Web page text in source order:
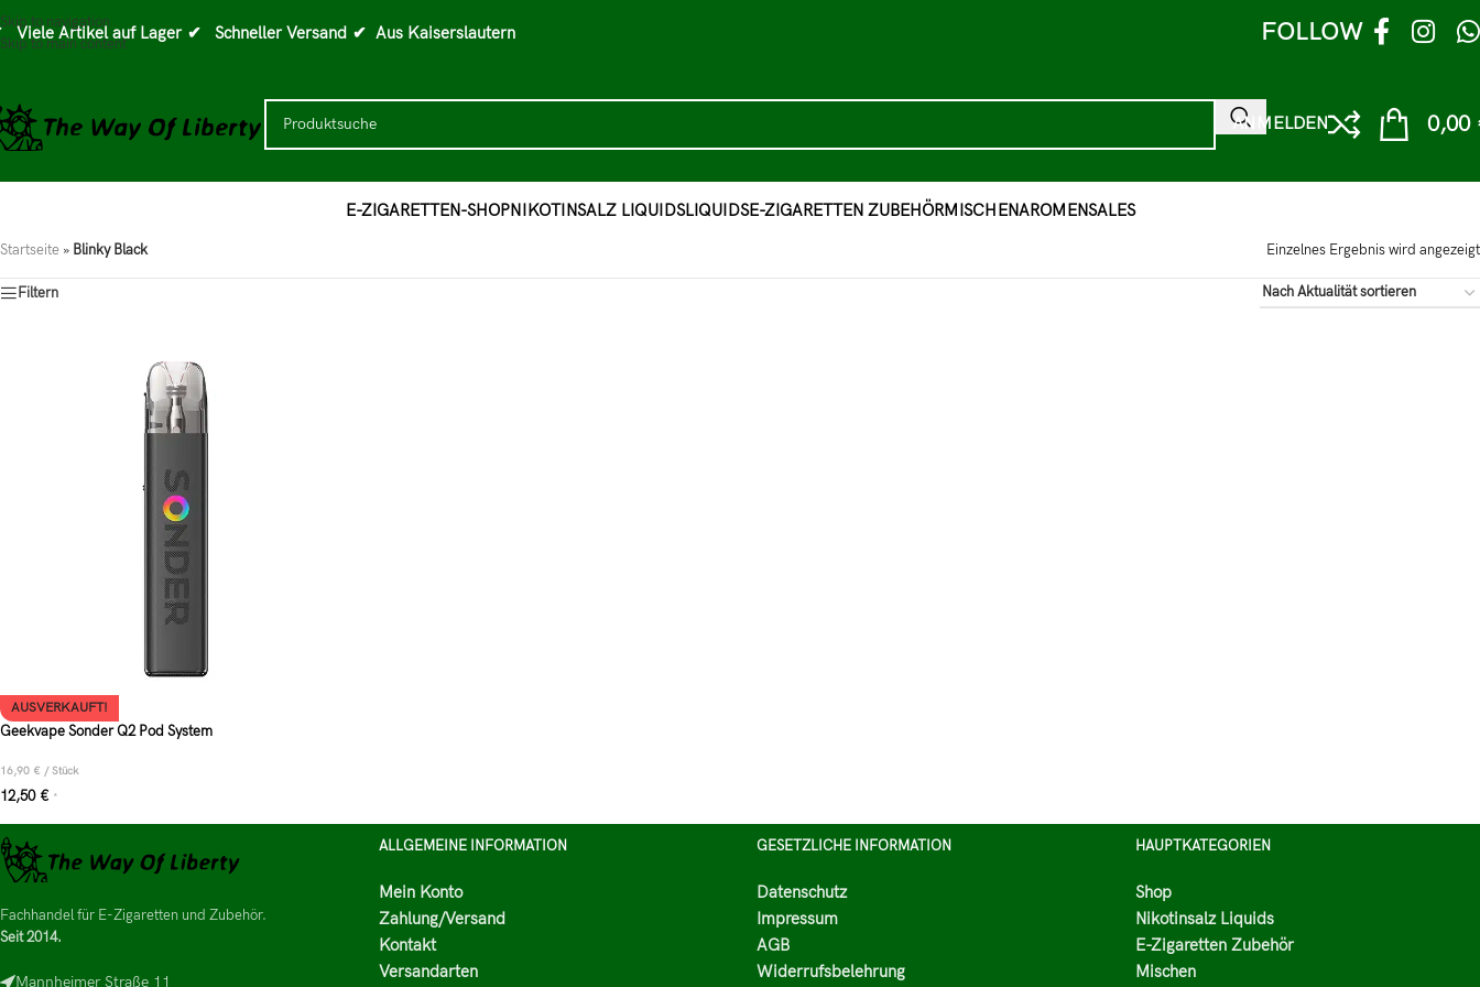
Skip to navigation
Skip to main content
Viele Artikel auf Lager ✔ Schneller Versand ✔ Aus Kaiserslautern FOLLOW
ANMELDEN 0,00
E-ZIGARETTEN-SHOPNIKOTINSALZ LIQUIDSLIQUIDSE-ZIGARETTEN ZUBEHÖRMISCHENAROMENSALES
Startseite » Blinky Black Einzelnes Ergebnis wird angezeigt
Filtern
AUSVERKAUFT!
Geekvape Sonder Q2 Pod System
16,90 € /Stück
12,50 € *
Fachhandel für E-Zigaretten und Zubehör.
Seit 2014.
Mannheimer Straße 11
ALLGEMEINE INFORMATION
Mein Konto
Zahlung/Versand
Kontakt
Versandarten
GESETZLICHE INFORMATION
Datenschutz
Impressum
AGB
Widerrufsbelehrung
HAUPTKATEGORIEN
Shop
Nikotinsalz Liquids
E-Zigaretten Zubehör
Mischen